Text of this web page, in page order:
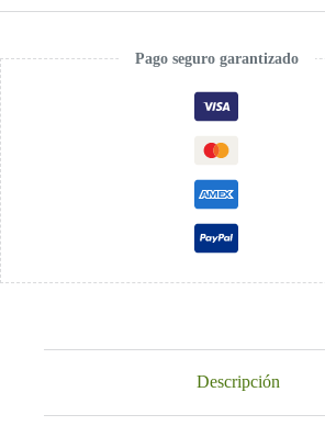
Pago seguro garantizado
Descripción